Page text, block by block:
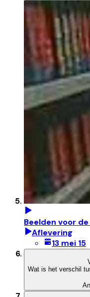
Beelden voor
Aflevering
13 mei 15
Wat is het verschil